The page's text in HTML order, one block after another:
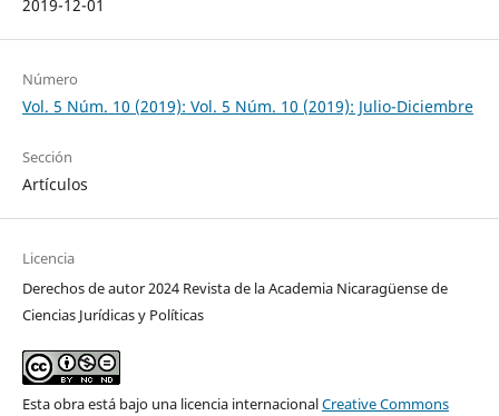
2019-12-01
Número
Vol. 5 Núm. 10 (2019): Vol. 5 Núm. 10 (2019): Julio-Diciembre
Sección
Artículos
Licencia
Derechos de autor 2024 Revista de la Academia Nicaragüense de
Ciencias Jurídicas y Políticas
Esta obra está bajo una licencia internacionalCreative Commons